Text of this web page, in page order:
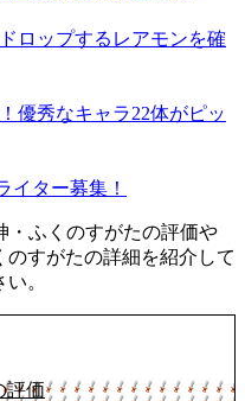
ロップするレアモンを確
優秀なキャラ22体がピッ
イター募集！
・ふくのすがたの評価や
すがたの詳細を紹介して
。
評価